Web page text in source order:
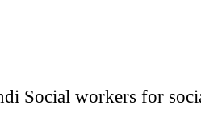
Social workers for